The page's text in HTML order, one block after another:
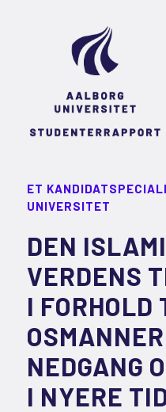
ET
UNIVERSITET
DEN
VERDENS
I
NEDGANG
I NYERE